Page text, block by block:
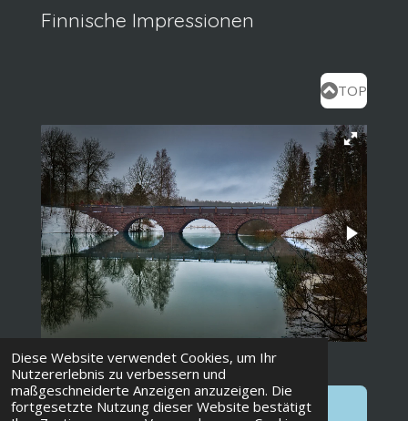
Diese Website verwendet Cookies, um Ihr
Nutzererlebnis zu verbessern und
maßgeschneiderte Anzeigen anzuzeigen. Die
fortgesetzte Nutzung dieser Website bestätigt
Finnische Impressionen
TOP
Menü